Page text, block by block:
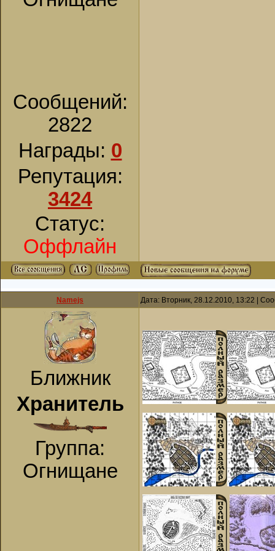
Сообщений:
2822
Награды: 0
Репутация:
3424
Статус:
Оффлайн
Namejs Дата: Вторник, 28.12.2010, 13:22 |
Ближник
Хранитель
Группа:
Огнищане